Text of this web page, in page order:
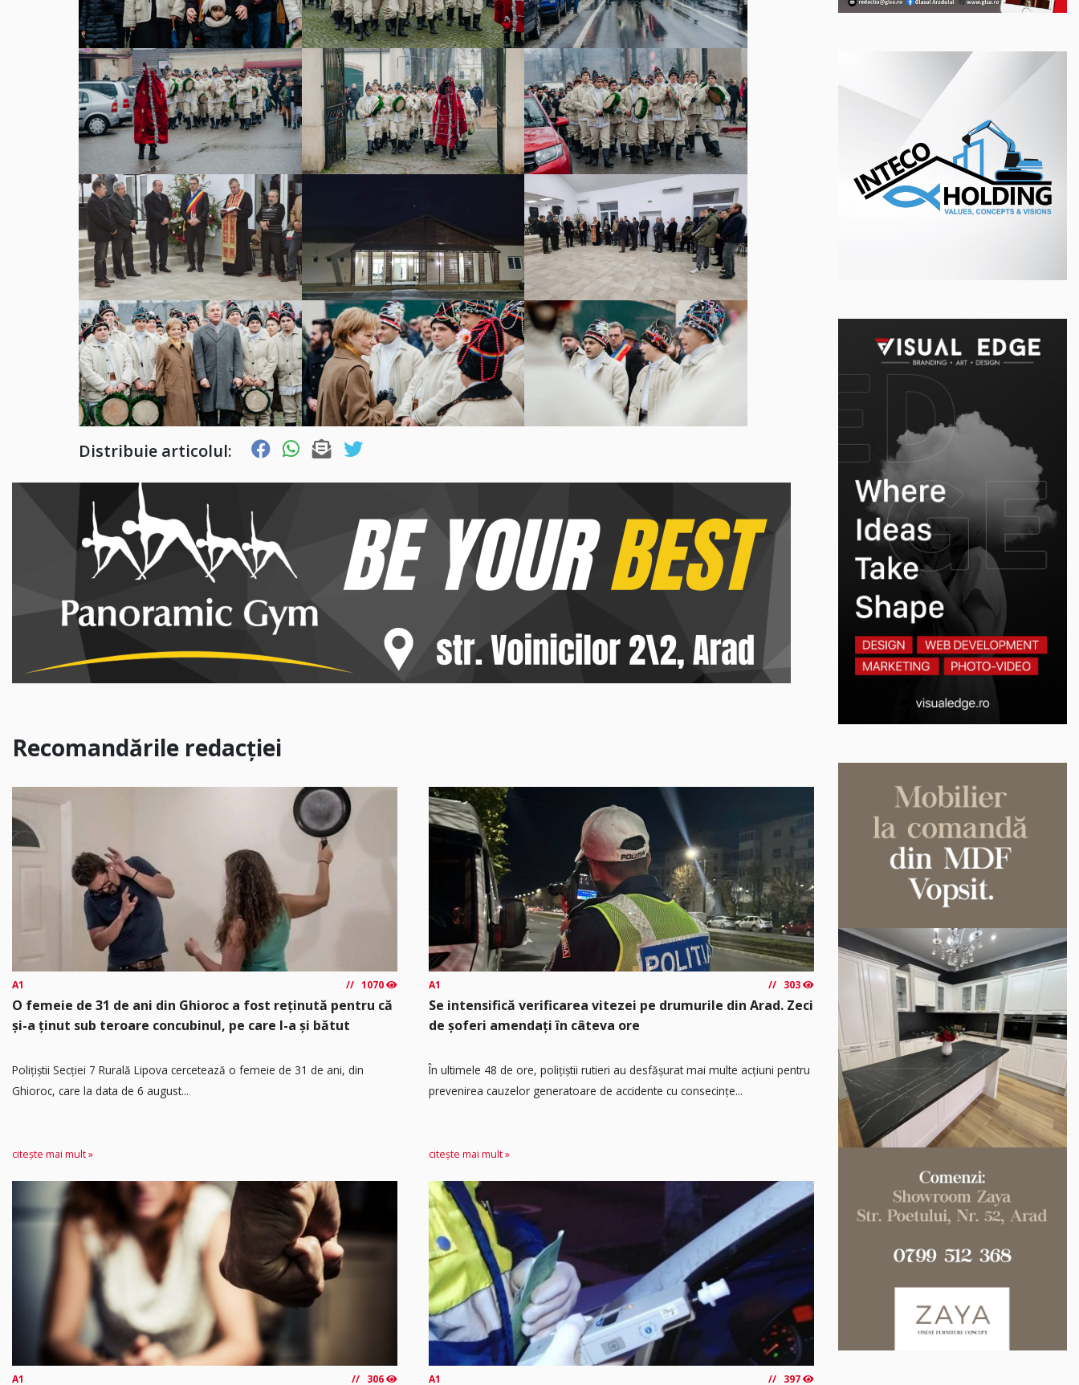
Distribuie articolul:
Recomandările redacției
A1 1070
O femeie de 31 de ani din Ghioroc a fost reținută pentru că
și-a ținut sub teroare concubinul, pe care l-a și bătut
​Polițiștii Secției 7 Rurală Lipova cercetează o femeie de 31 de ani, din
Ghioroc, care la data de 6 august...
citește mai mult »
A1 303
Se intensifică verificarea vitezei pe drumurile din Arad. Zeci
de șoferi amendați în câteva ore
În ultimele 48 de ore, polițiștii rutieri au desfășurat mai multe acțiuni pentru
prevenirea cauzelor generatoare de accidente cu consecințe...
citește mai mult »
A1 306 A1 397